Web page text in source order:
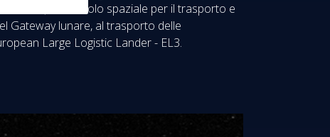
Vehicle), un veicolo spaziale per il trasporto e
Gateway lunare, al trasporto delle
Large Logistic Lander - EL3.